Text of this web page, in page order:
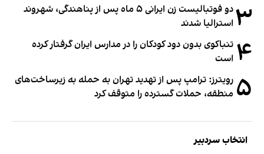
۳
دو فوتبالیست زن ایرانی ۵ ماه پس از پناهندگی، شهروند
استرالیا شدند
۴ تنباکوی بدون دود کودکان را در مدارس ایران گرفتار کرده
است
۵ رویترز: ترامپ پس از تهدید تهران به حمله به زیرساخت‌های
منطقه، حملات گسترده را متوقف کرد
انتخاب سردبیر